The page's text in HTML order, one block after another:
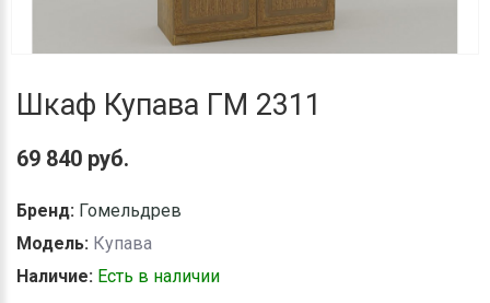
Шкаф Купава ГМ 2311
69 840 руб.
Бренд: Гомельдрев
Модель: Купава
Наличие: Есть в наличии